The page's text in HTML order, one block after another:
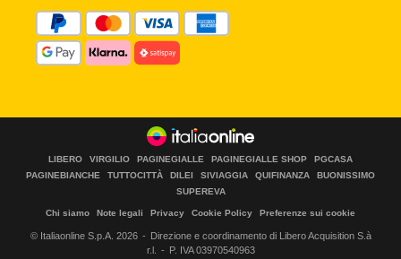
LIBERO VIRGILIO PAGINEGIALLE PAGINEGIALLE SHOP
PGCASA
PAGINEBIANCHE
TUTTOCITTÀ DILEI SIVIAGGIA QUIFINANZA
BUONISSIMO
SUPEREVA
Chi siamo Note legali Privacy Cookie Policy Preferenze sui cookie
© Italiaonline S.p.A. 2026
Direzione e coordinamento di Libero Acquisition S.à
r.l.
P. IVA 03970540963